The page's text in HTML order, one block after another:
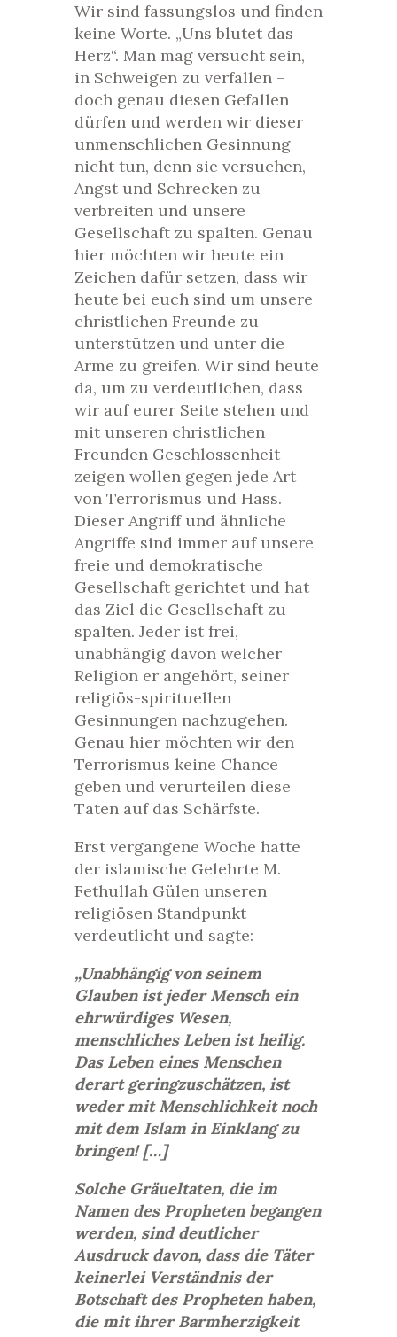
Wir sind fassungslos und finden
keine Worte. „Uns blutet das
Herz“. Man mag versucht sein,
in Schweigen zu verfallen –
doch genau diesen Gefallen
dürfen und werden wir dieser
unmenschlichen Gesinnung
nicht tun, denn sie versuchen,
Angst und Schrecken zu
verbreiten und unsere
Gesellschaft zu spalten. Genau
hier möchten wir heute ein
Zeichen dafür setzen, dass wir
heute bei euch sind um unsere
christlichen Freunde zu
unterstützen und unter die
Arme zu greifen. Wir sind heute
da, um zu verdeutlichen, dass
wir auf eurer Seite stehen und
mit unseren christlichen
Freunden Geschlossenheit
zeigen wollen gegen jede Art
von Terrorismus und Hass.
Dieser Angriff und ähnliche
Angriffe sind immer auf unsere
freie und demokratische
Gesellschaft gerichtet und hat
das Ziel die Gesellschaft zu
spalten. Jeder ist frei,
unabhängig davon welcher
Religion er angehört, seiner
religiös-spirituellen
Gesinnungen nachzugehen.
Genau hier möchten wir den
Terrorismus keine Chance
geben und verurteilen diese
Taten auf das Schärfste.
Erst vergangene Woche hatte
der islamische Gelehrte M.
Fethullah Gülen unseren
religiösen Standpunkt
verdeutlicht und sagte:
„Unabhängig von seinem
Glauben ist jeder Mensch ein
ehrwürdiges Wesen,
menschliches Leben ist heilig.
Das Leben eines Menschen
derart geringzuschätzen, ist
weder mit Menschlichkeit noch
mit dem Islam in Einklang zu
bringen! […]
Solche Gräueltaten, die im
Namen des Propheten begangen
werden, sind deutlicher
Ausdruck davon, dass die Täter
keinerlei Verständnis der
Botschaft des Propheten haben,
die mit ihrer Barmherzigkeit